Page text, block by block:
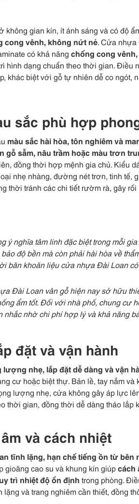
gian kín, ít ánh sáng và có độ
cong vênh, không nứt nẻ. Cửa
có khả năng chống cong
hình dạng chuẩn theo thời gian. Điều
khác biệt với gỗ tự nhiên dễ co ngót,
sắc phù hợp
màu sắc hài hòa, tôn nghiêm và
gỗ sẫm, nâu trầm hoặc màu trơn
đồng thời hợp mệnh gia chủ. Kiểu
nhẹ nhàng, đường nét trơn, tinh tế,
thời tránh các chi tiết rườm rà, gây
ý nghĩa tâm linh đặc biệt trong mỗi
độ bền mà còn phải hài hòa về
băn khoăn liệu cửa nhựa Đài Loan
Đài Loan vân gỗ hiện nay sở hữu
ẩm tốt. Đối với nhà phố, chung cư
nhắc nhờ chi phí hợp lý và khả năng
đặt và vận hành
lượng nhẹ, lắp đặt dễ dàng và vận
cư hoặc biệt thự. Bản lề, tay nắm
lượng nhẹ, cửa không gây áp lực
thời gian, đồng thời dễ dàng tháo lắp
và cách nhiệt
tĩnh lặng, hạn chế tiếng ồn từ bên
gioăng cao su và khung kín giúpcách
trì nhiệt độ ổn định trong phòng.
và trang nghiêm cần thiết, đồng